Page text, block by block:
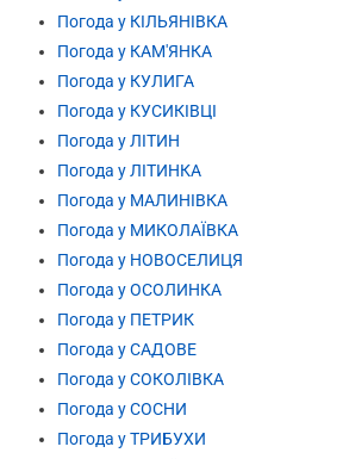
Погода у КІЛЬЯНІВКА
Погода у КАМ'ЯНКА
Погода у КУЛИГА
Погода у КУСИКІВЦІ
Погода у ЛІТИН
Погода у ЛІТИНКА
Погода у МАЛИНІВКА
Погода у МИКОЛАЇВКА
Погода у НОВОСЕЛИЦЯ
Погода у ОСОЛИНКА
Погода у ПЕТРИК
Погода у САДОВЕ
Погода у СОКОЛІВКА
Погода у СОСНИ
Погода у ТРИБУХИ